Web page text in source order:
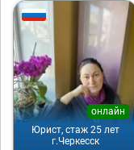
Юрист, стаж 25 лет
онлайн
г.Черкесск